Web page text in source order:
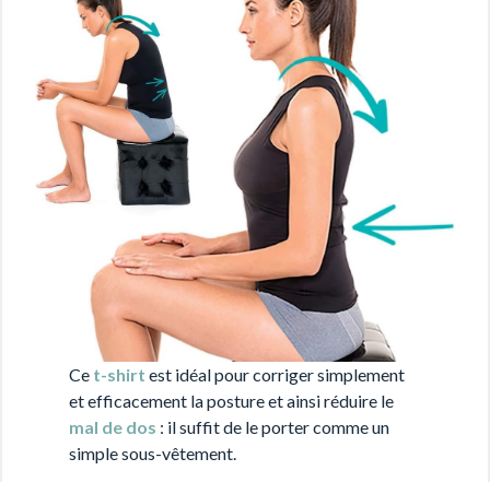
Ce t-shirt est idéal pour corriger simplement
et efficacement la posture et ainsi réduire le
mal de dos : il suffit de le porter comme un
simple sous-vêtement.